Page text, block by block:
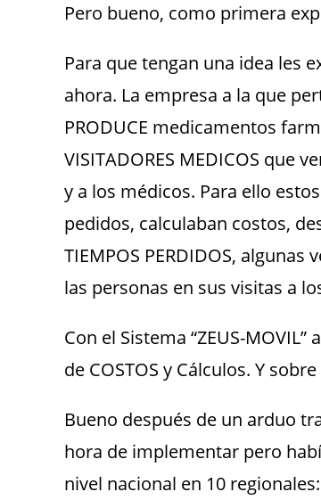
Pero bueno, como primera
Para que tengan una idea les
ahora. La empresa a la que
PRODUCE medicamentos
VISITADORES MEDICOS que
y a los médicos. Para ello
pedidos, calculaban costos,
TIEMPOS PERDIDOS,
las personas en sus visitas a
Con el Sistema “ZEUS-
de COSTOS y Cálculos. Y
Bueno después de un arduo
hora de implementar pero
nivel nacional en 10